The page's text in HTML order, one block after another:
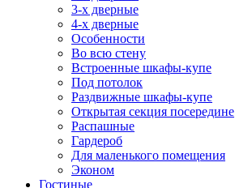
3-х дверные
4-х дверные
Особенности
Во всю стену
Встроенные шкафы-купе
Под потолок
Раздвижные шкафы-купе
Открытая секция посередине
Распашные
Гардероб
Для маленького помещения
Эконом
Гостиные